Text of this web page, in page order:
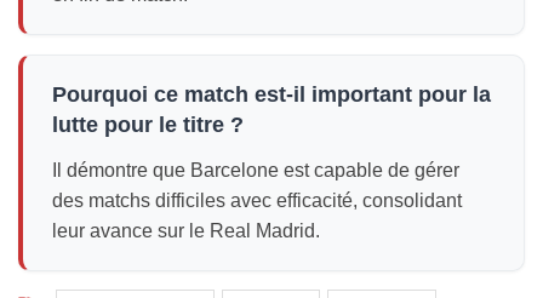
Pourquoi ce match est-il important pour la
lutte pour le titre ?
Il démontre que Barcelone est capable de gérer
des matchs difficiles avec efficacité, consolidant
leur avance sur le Real Madrid.